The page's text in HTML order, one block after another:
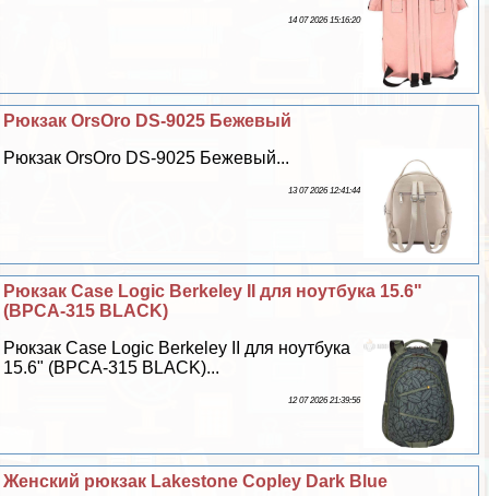
14 07 2026 15:16:20
Рюкзак OrsOro DS-9025 Бежевый
Рюкзак OrsOro DS-9025 Бежевый...
13 07 2026 12:41:44
Рюкзак Case Logic Berkeley II для ноутбука 15.6"
(BPCA-315 BLACK)
Рюкзак Case Logic Berkeley II для ноутбука
15.6" (BPCA-315 BLACK)...
12 07 2026 21:39:56
Женский рюкзак Lakestone Copley Dark Blue